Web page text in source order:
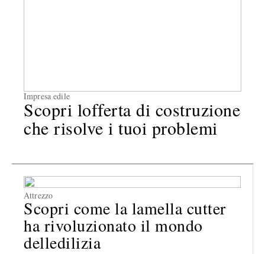
Scopri lofferta di costruzione
che risolve i tuoi problemi
Impresa edile
Scopri come la lamella cutter
ha rivoluzionato il mondo
delledilizia
Attrezzo